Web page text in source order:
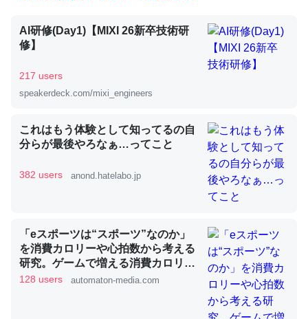
くらい。小説でいう「ずっと前の伏線」は回収されないけ
ど、短期記憶というには多い分量。進化すればするほど分
かりやすく強くなりそう
─GPTの仕組みと限界についての考察（１） - conceptualization
昆虫ってカルシウム少ないのか。知らんかった。調べたら
コオロギのカルシウム分はエビの600分の1程度。
論文では「淡水はカルシウムも酸素も不足してて両方に不
AI研修(Day1)【MIXI 26新卒技術研
修】
217 users
speakerdeck.com/mixi_engineers
これはもう体験として知ってるの自
分らが最後やろなぁ…ってこと
382 users anond.hatelabo.jp
「eスポーツは“スポーツ”なのか」
を消費カロリーや心拍数から考える
研究。ゲームで増える消費カロリー
は、1時間で大体ちくわ1本分 -
128 users automaton-media.com